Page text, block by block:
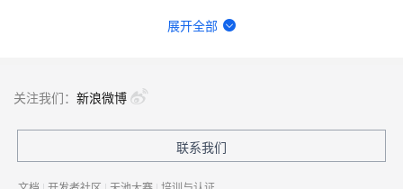
请问主域名备案了，子域名还要备案吗？
一键生成讲解视频，AI的理解和生成能力到底有多强？
网站、小程序和APP共用内容接口，更新后数据不同步怎么排查？
展开全部
关注我们： 新浪微博
联系我们